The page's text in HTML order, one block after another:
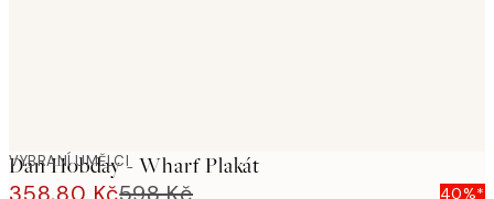
VYBRANÍ UMĚLCI
Dan Hobday - Wharf Plakát
40%*